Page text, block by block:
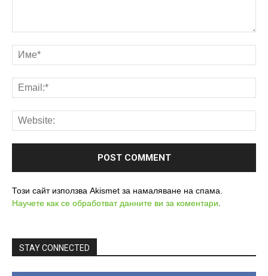
Този сайт използва Akismet за намаляване на спама.
Научете как се обработват данните ви за коментари.
STAY CONNECTED